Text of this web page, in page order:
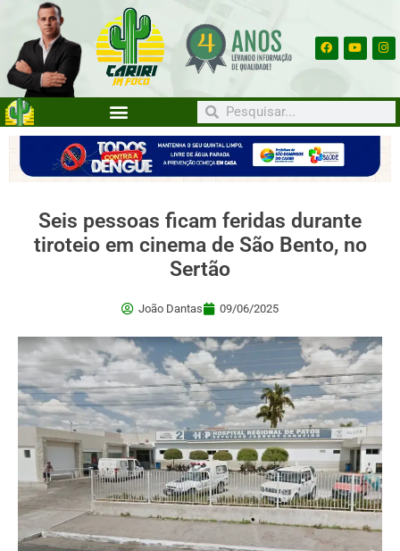
Seis pessoas ficam feridas durante
tiroteio em cinema de São Bento, no
Sertão
João Dantas 09/06/2025